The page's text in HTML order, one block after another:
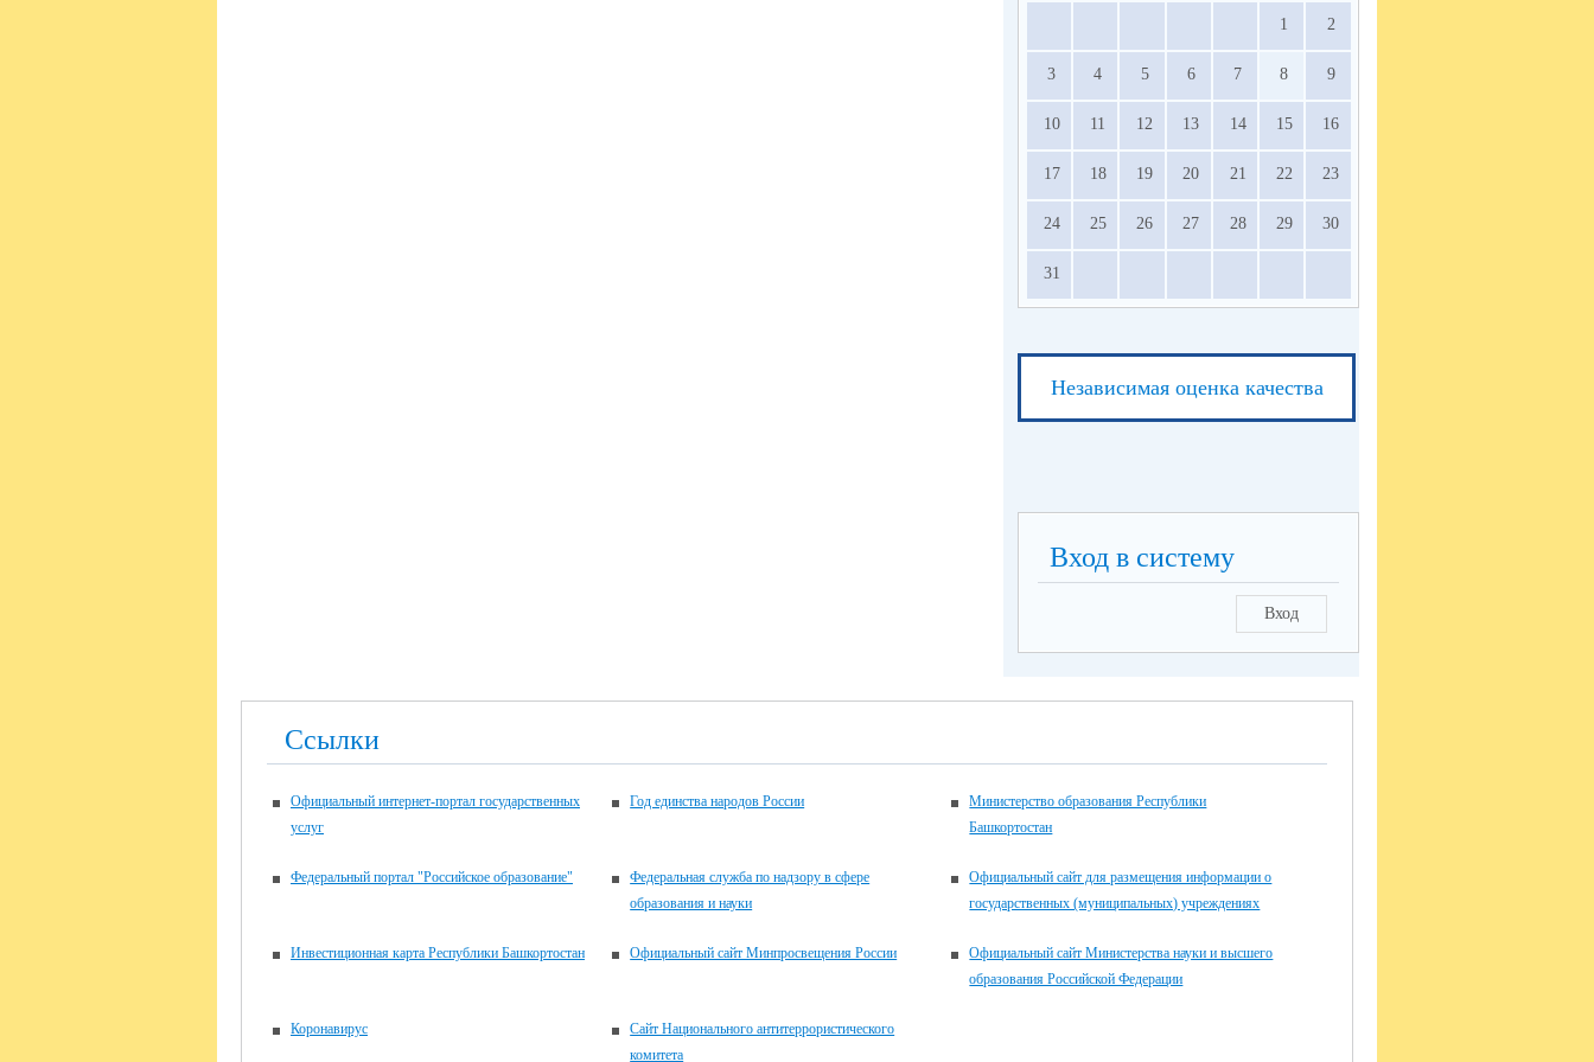
1 2
3 4 5 6 7 8 9
10 11 12 13 14 15 16
17 18 19 20 21 22 23
24 25 26 27 28 29 30
31
Независимая оценка качества
Вход в систему
Вход
Ссылки
Официальный интернет-портал государственных
услуг
Год единства народов России
Министерство образования Республики
Башкортостан
Федеральный портал "Российское образование"
Федеральная служба по надзору в сфере
образования и науки
Официальный сайт для размещения информации о
государственных (муниципальных) учреждениях
Инвестиционная карта Республики Башкортостан Официальный сайт Минпросвещения России
Официальный сайт Министерства науки и высшего
образования Российской Федерации
Коронавирус
Сайт Национального антитеррористического
комитета